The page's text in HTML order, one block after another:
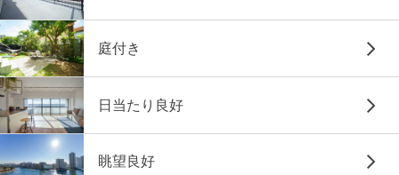
庭付き
日当たり良好
眺望良好